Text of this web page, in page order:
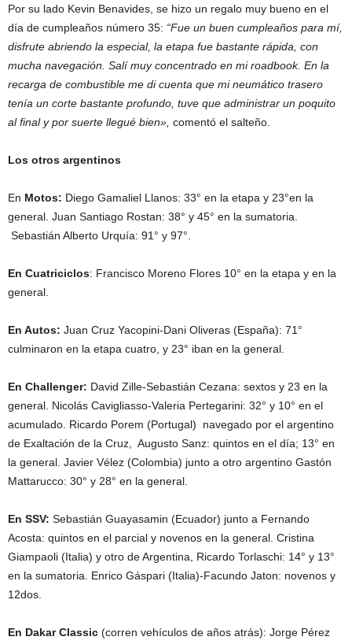
Por su lado Kevin Benavides, se hizo un regalo muy bueno en el
día de cumpleaños número 35: “Fue un buen cumpleaños para mí,
disfrute abriendo la especial, la etapa fue bastante rápida, con
mucha navegación. Salí muy concentrado en mi roadbook. En la
recarga de combustible me di cuenta que mi neumático trasero
tenía un corte bastante profundo, tuve que administrar un poquito
al final y por suerte llegué bien», comentó el salteño.
Los otros argentinos
En Motos: Diego Gamaliel Llanos: 33° en la etapa y 23°en la
general. Juan Santiago Rostan: 38° y 45° en la sumatoria.
Sebastián Alberto Urquía: 91° y 97°.
En Cuatriciclos: Francisco Moreno Flores 10° en la etapa y en la
general.
En Autos: Juan Cruz Yacopini-Dani Oliveras (España): 71°
culminaron en la etapa cuatro, y 23° iban en la general.
En Challenger: David Zille-Sebastián Cezana: sextos y 23 en la
general. Nicolás Cavigliasso-Valeria Pertegarini: 32° y 10° en el
acumulado. Ricardo Porem (Portugal) navegado por el argentino
de Exaltación de la Cruz, Augusto Sanz: quintos en el día; 13° en
la general. Javier Vélez (Colombia) junto a otro argentino Gastón
Mattarucco: 30° y 28° en la general.
En SSV: Sebastián Guayasamin (Ecuador) junto a Fernando
Acosta: quintos en el parcial y novenos en la general. Cristina
Giampaoli (Italia) y otro de Argentina, Ricardo Torlaschi: 14° y 13°
en la sumatoria. Enrico Gáspari (Italia)-Facundo Jaton: novenos y
12dos.
En Dakar Classic (corren vehículos de años atrás): Jorge Pérez